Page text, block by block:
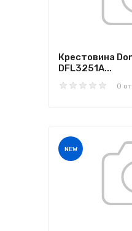
Крестовина
DFL3251A...
0
NEW